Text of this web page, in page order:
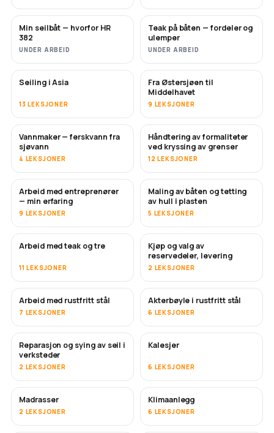
SNART
Min seilbåt — hvorfor HR
382
UNDER ARBEID
SNART
Teak på båten — fordeler og
ulemper
UNDER ARBEID
SNART
Seiling i Asia
13 LEKSJONER
SNART
Fra Østersjøen til
Middelhavet
9 LEKSJONER
SNART
Vannmaker — ferskvann fra
sjøvann
4 LEKSJONER
Håndtering av formaliteter
ved kryssing av grenser
12 LEKSJONER
SNART
Arbeid med entreprenører
— min erfaring
9 LEKSJONER
SNART
Maling av båten og tetting
av hull i plasten
5 LEKSJONER
Arbeid med teak og tre
11 LEKSJONER
SNART
Kjøp og valg av
reservedeler, levering
2 LEKSJONER
SNART
Arbeid med rustfritt stål
7 LEKSJONER
Akterbøyle i rustfritt stål
6 LEKSJONER
SNART
Reparasjon og sying av seil i
verksteder
2 LEKSJONER
Kalesjer
6 LEKSJONER
Madrasser
2 LEKSJONER
SNART
Klimaanlegg
6 LEKSJONER